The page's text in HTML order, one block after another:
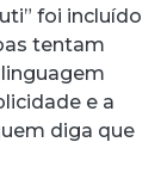
foi incluído
tentam
e a
diga que